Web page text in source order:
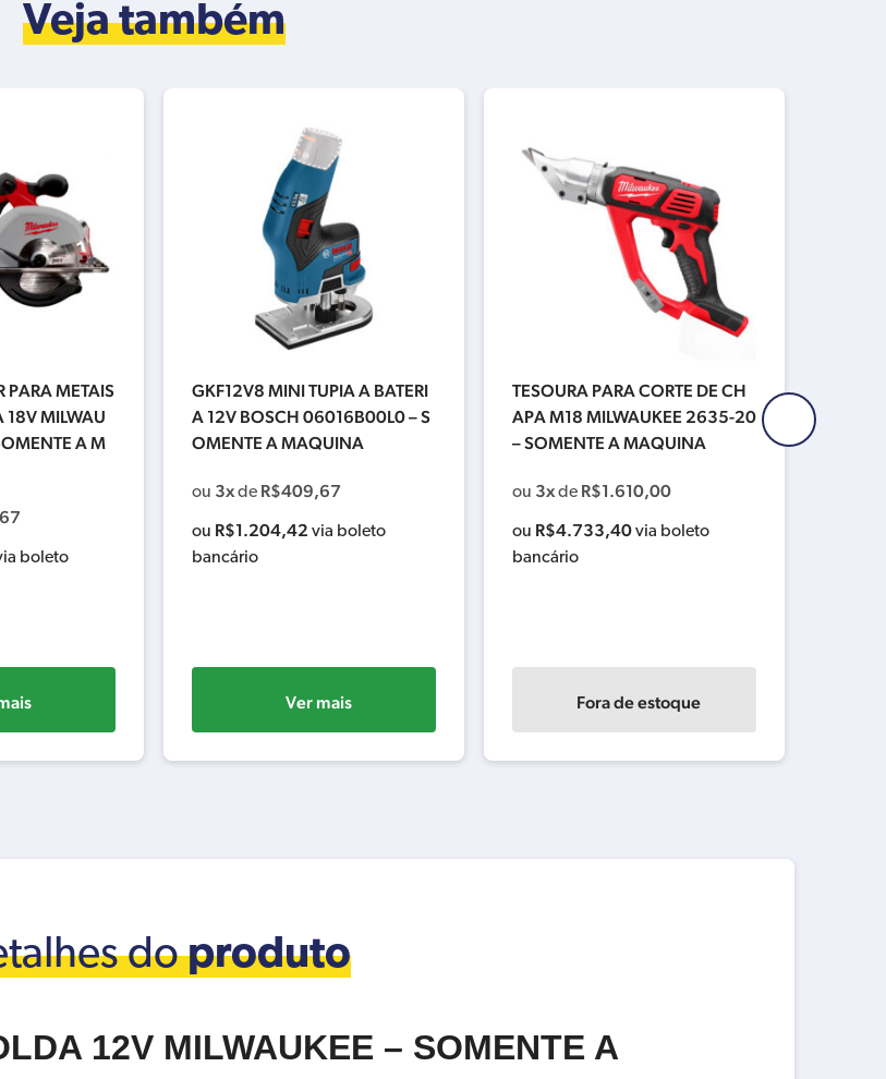
Veja também
PARA METAIS
MILWAU
A M
boleto
GKF12V8 MINI TUPIA A BATERI
A 12V BOSCH 06016B00L0 – S
OMENTE A MAQUINA
ou 3xde R$409,67
ou R$1.204,42 via boleto
bancário
Ver mais
TESOURA PARA CORTE DE CH
APA M18 MILWAUKEE 2635-20
– SOMENTE A MAQUINA
ou 3xde R$1.610,00
ou R$4.733,40via boleto
bancário
Fora de estoque
doproduto
12V MILWAUKEE – SOMENTE A